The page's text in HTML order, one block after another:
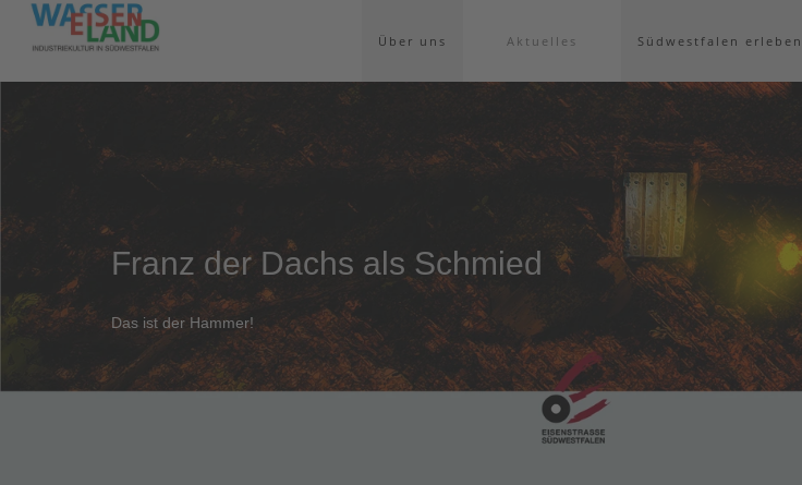
Über uns Aktuelles Südwestfalen erleben
Franz der Dachs als Schmied
Das ist der Hammer!